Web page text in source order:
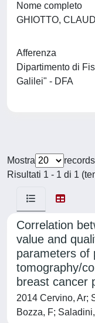
Nome completo
GHIOTTO,
Afferenza
Dipartimento di
Galilei" - DFA
Mostra
records
Risultati 1 - 1 di 1
Correlation
value and
parameters of
tomography/
breast cancer
2014 Cervino, Ar;
Bozza, F;